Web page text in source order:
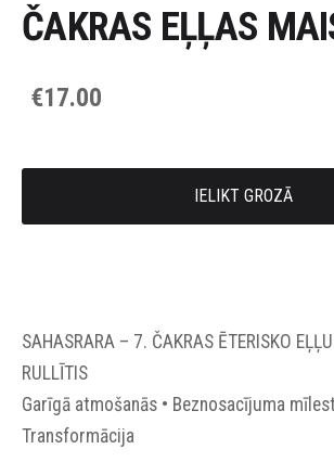
ČAKRAS EĻĻAS
€17.00
IELIKT GROZĀ
SAHASRARA – 7. ČAKRAS ĒTERISKO
RULLĪTIS
Garīgā atmošanās • Beznosacījuma
Transformācija